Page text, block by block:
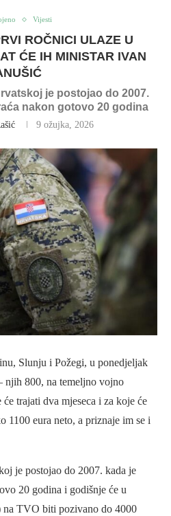
Vijesti
ROČNICI ULAZE U
ĆE IH MINISTAR IVAN
je postojao do 2007.
nakon gotovo 20 godina
9 ožujka, 2026
Slunju i Požegi, u ponedjeljak
njih 800, na temeljno vojno
trajati dva mjeseca i za koje će
1100 eura neto, a priznaje im se i
je postojao do 2007. kada je
20 godina i godišnje će u
na TVO biti pozivano do 4000